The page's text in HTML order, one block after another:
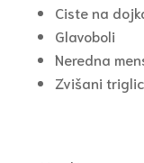
Ciste na
Glavoboli
Neredna
Zvišani